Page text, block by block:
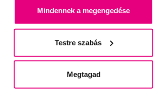
Mindennek a megengedése
Testre szabás
Megtagad